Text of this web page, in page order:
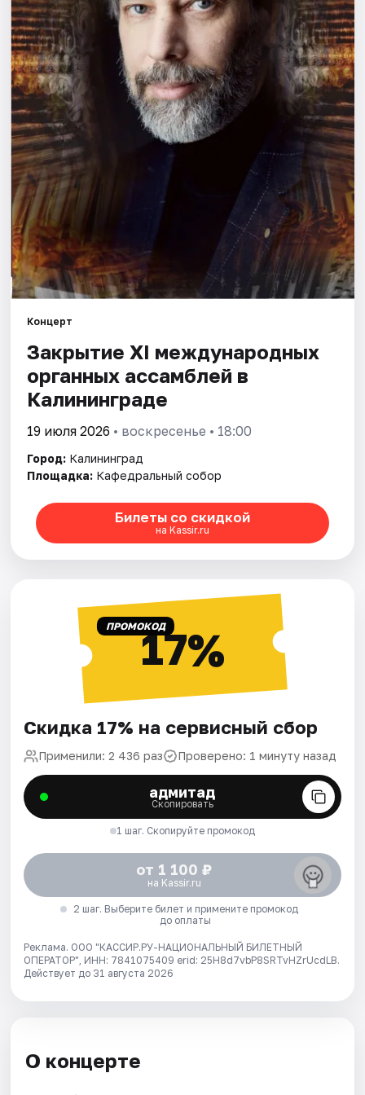
Города
Площадки
Артисты
Рейтинги
Концерт
Закрытие XI международных
органных ассамблей в
Калининграде
19 июля 2026 • воскресенье • 18:00
Город: Калининград
Площадка: Кафедральный собор
Билеты со скидкой
на Kassir.ru
ПРОМОКОД17%
Скидка 17% на сервисный сбор
Применили: 2 436 раз Проверено: 1 минуту назад
адмитад
Скопировать
1 шаг. Скопируйте промокод
от 1 100 ₽
на Kassir.ru
2 шаг. Выберите билет и примените промокод
до оплаты
Реклама. ООО "КАССИР.РУ-НАЦИОНАЛЬНЫЙ БИЛЕТНЫЙ
ОПЕРАТОР", ИНН: 7841075409 erid: 25H8d7vbP8SRTvHZrUcdLB.
Действует до 31 августа 2026
О концерте